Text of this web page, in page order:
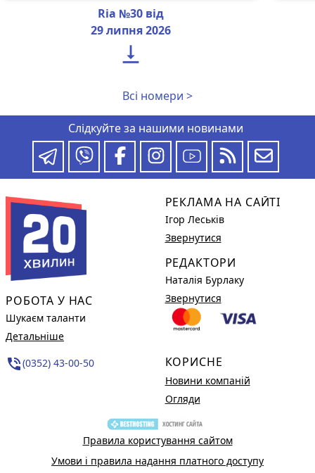
Ria №30 від
29 липня 2026

Всі номери >
Слідкуйте за нашими новинами
РОБОТА У НАС
Шукаєм таланти
Детальніше
phone_in_talk(0352) 43-00-50
РЕКЛАМА НА САЙТІ
Ігор Леськів
Звернутися
РЕДАКТОРИ
Наталія Бурлаку
Звернутися
КОРИСНЕ
Новини компаній
Огляди
Правила користування сайтом
Умови і правила надання платного доступу